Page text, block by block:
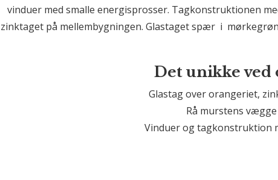
vinduer med smalle energisprosser. Tagkonstruktionen
zinktaget på mellembygningen. Glastaget spær i
Det unikke ved
Glastag over orangeriet,
Rå murstens
Vinduer og tagkonstruktion